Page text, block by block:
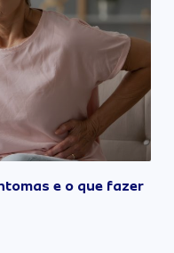
e o que fazer